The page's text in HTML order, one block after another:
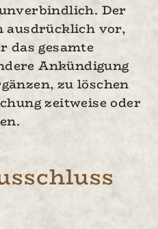
Der
ausdrücklich vor,
das gesamte
Ankündigung
zu löschen
zeitweise oder